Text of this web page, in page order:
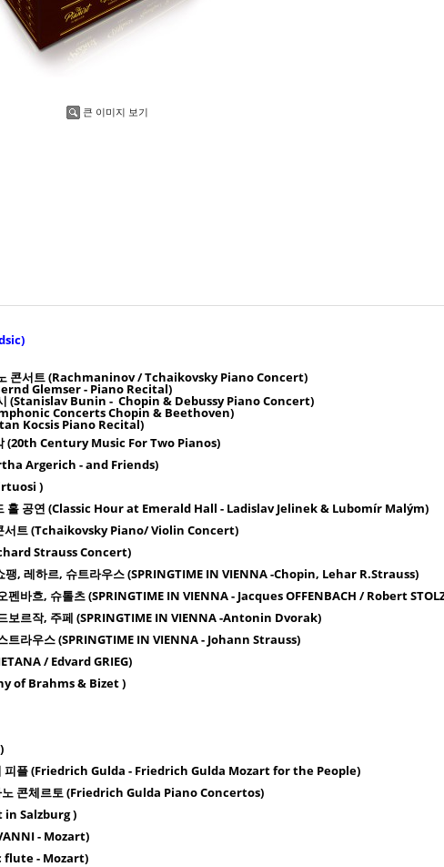
큰 이미지 보기
콘서트 (Rachmaninov / Tchaikovsky Piano Concert)
Glemser - Piano Recital)
시 (Stanislav Bunin - Chopin & Debussy Piano Concert)
Concerts Chopin & Beethoven)
Kocsis Piano Recital)
(20th Century Music For Two Pianos)
Argerich - and Friends)
)
홀 공연 (Classic Hour at Emerald Hall - Ladislav Jelinek & Lubomír Malým)
서트 (Tchaikovsky Piano/ Violin Concert)
Strauss Concert)
팽, 레하르, 슈트라우스 (SPRINGTIME IN VIENNA -Chopin, Lehar R.Strauss)
펜바흐, 슈톨츠 (SPRINGTIME IN VIENNA - Jacques OFFENBACH / Robert
보르작, 주페 (SPRINGTIME IN VIENNA -Antonin Dvorak)
트라우스 (SPRINGTIME IN VIENNA - Johann Strauss)
/ Edvard GRIEG)
of Brahms & Bizet )
피플 (Friedrich Gulda - Friedrich Gulda Mozart for the People)
노 콘체르토 (Friedrich Gulda Piano Concertos)
in Salzburg )
- Mozart)
flute - Mozart)